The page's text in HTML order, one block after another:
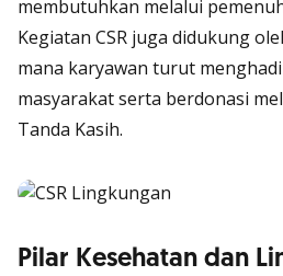
membutuhkan melalui
Kegiatan CSR juga didukung
mana karyawan turut
masyarakat serta berdonasi
Tanda Kasih.
Pilar Kesehatan dan